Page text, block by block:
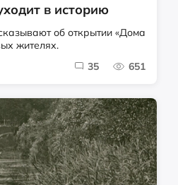
в историю
об открытии «Дома
жителях.
35 651